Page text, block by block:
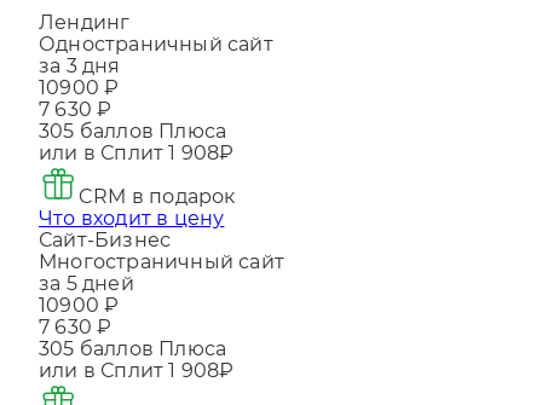
Лендинг
Одностраничный сайт
за 3 дня
10900 ₽
7 630 ₽
305баллов Плюса
или в Сплит
CRM в подарок
Что входит в цену
Сайт-Бизнес
Многостраничный сайт
за 5 дней
10900 ₽
7 630 ₽
305баллов Плюса
или в Сплит